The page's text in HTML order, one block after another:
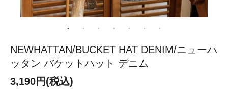
NEWHATTAN/BUCKET HAT DENIM/ニューハ
ッタン バケットハット デニム
3,190円(税込)